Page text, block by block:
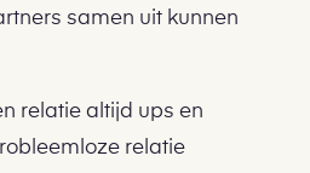
samen uit kunnen
relatie altijd ups en
relatie